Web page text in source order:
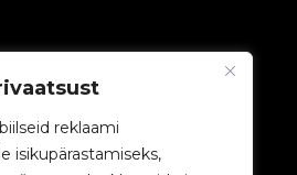
reklaami
isikupärastamiseks,